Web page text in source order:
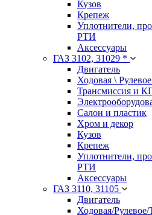
Кузов
Крепеж
Уплотнители,
РТИ
Аксессуары
ГАЗ 3102, 31029 *
Двигатель
Ходовая \
Трансмиссия и
Салон и пластик
Хром и декор
Кузов
Крепеж
Уплотнители,
РТИ
Аксессуары
ГАЗ 3110, 31105
Двигатель
Ходовая/Рулевое/